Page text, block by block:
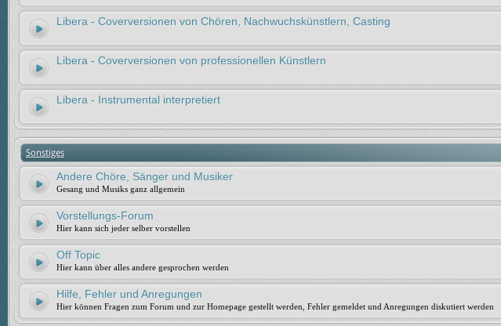
Libera - Coverversionen von Chören, Nachwuchskünstlern, Casting
Libera - Coverversionen von professionellen Künstlern
Libera - Instrumental interpretiert
Sonstiges
Andere Chöre, Sänger und Musiker
Gesang und Musiks ganz allgemein
Vorstellungs-Forum
Hier kann sich jeder selber vorstellen
Off Topic
Hier kann über alles andere gesprochen werden
Hilfe, Fehler und Anregungen
Hier können Fragen zum Forum und zur Homepage gestellt werden, Fehler gemeldet und Anregungen diskutiert werden